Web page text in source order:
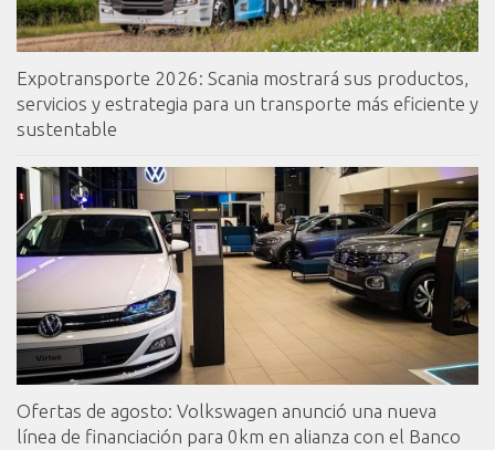
Expotransporte 2026: Scania mostrará sus productos,
servicios y estrategia para un transporte más eficiente y
sustentable
Ofertas de agosto: Volkswagen anunció una nueva
línea de financiación para 0km en alianza con el Banco